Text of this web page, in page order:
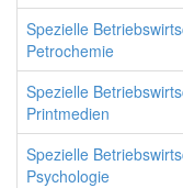
Spezielle
Petrochemie
Spezielle
Printmedien
Spezielle
Psychologie